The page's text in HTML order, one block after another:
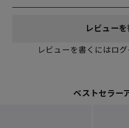
レビューを
レビューを書くにはログ
ベストセラー